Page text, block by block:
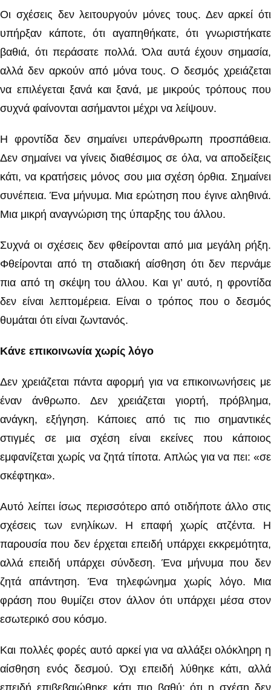
Οι σχέσεις δεν λειτουργούν μόνες τους. Δεν αρκεί ότι
υπήρξαν κάποτε, ότι αγαπηθήκατε, ότι γνωριστήκατε
βαθιά, ότι περάσατε πολλά. Όλα αυτά έχουν σημασία,
αλλά δεν αρκούν από μόνα τους. Ο δεσμός χρειάζεται
να επιλέγεται ξανά και ξανά, με μικρούς τρόπους που
συχνά φαίνονται ασήμαντοι μέχρι να λείψουν.
Η φροντίδα δεν σημαίνει υπεράνθρωπη προσπάθεια.
Δεν σημαίνει να γίνεις διαθέσιμος σε όλα, να αποδείξεις
κάτι, να κρατήσεις μόνος σου μια σχέση όρθια. Σημαίνει
συνέπεια. Ένα μήνυμα. Μια ερώτηση που έγινε αληθινά.
Μια μικρή αναγνώριση της ύπαρξης του άλλου.
Συχνά οι σχέσεις δεν φθείρονται από μια μεγάλη ρήξη.
Φθείρονται από τη σταδιακή αίσθηση ότι δεν περνάμε
πια από τη σκέψη του άλλου. Και γι’ αυτό, η φροντίδα
δεν είναι λεπτομέρεια. Είναι ο τρόπος που ο δεσμός
θυμάται ότι είναι ζωντανός.
Κάνε επικοινωνία χωρίς λόγο
Δεν χρειάζεται πάντα αφορμή για να επικοινωνήσεις με
έναν άνθρωπο. Δεν χρειάζεται γιορτή, πρόβλημα,
ανάγκη, εξήγηση. Κάποιες από τις πιο σημαντικές
στιγμές σε μια σχέση είναι εκείνες που κάποιος
εμφανίζεται χωρίς να ζητά τίποτα. Απλώς για να πει: «σε
σκέφτηκα».
Αυτό λείπει ίσως περισσότερο από οτιδήποτε άλλο στις
σχέσεις των ενηλίκων. Η επαφή χωρίς ατζέντα. Η
παρουσία που δεν έρχεται επειδή υπάρχει εκκρεμότητα,
αλλά επειδή υπάρχει σύνδεση. Ένα μήνυμα που δεν
ζητά απάντηση. Ένα τηλεφώνημα χωρίς λόγο. Μια
φράση που θυμίζει στον άλλον ότι υπάρχει μέσα στον
εσωτερικό σου κόσμο.
Και πολλές φορές αυτό αρκεί για να αλλάξει ολόκληρη η
αίσθηση ενός δεσμού. Όχι επειδή λύθηκε κάτι, αλλά